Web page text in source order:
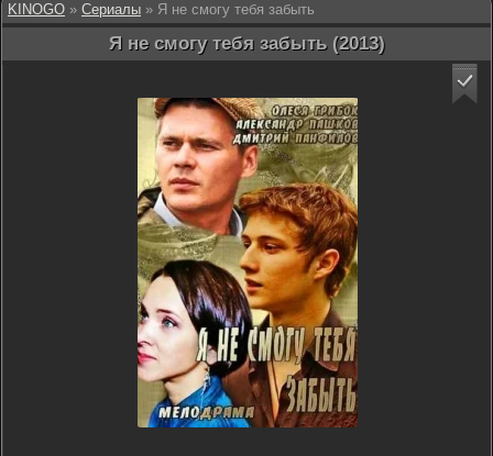
KINOGO » Сериалы » Я не смогу тебя забыть
Я не смогу тебя забыть (2013)